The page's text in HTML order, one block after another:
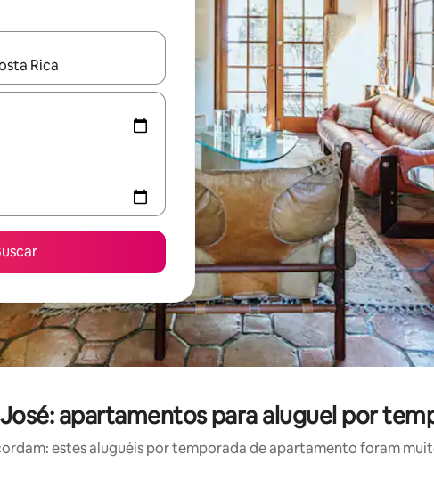
disponíveis, explore-os usando as seta para cima e para baixo do
José: apartamentos para aluguel por
estes aluguéis por temporada de apartamento foram